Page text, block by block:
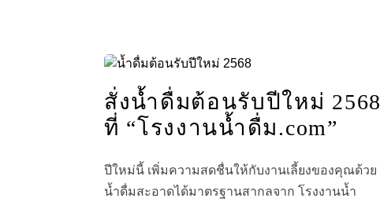
สั่งน้ำดื่มต้อนรับปีใหม่ 2568
ที่ “โรงงานน้ำดื่ม.com”
ปีใหม่นี้ เพิ่มความสดชื่นให้กับงานเลี้ยงของคุณด้วย
น้ำดื่มสะอาดได้มาตรฐานสากลจาก โรงงานน้ำ